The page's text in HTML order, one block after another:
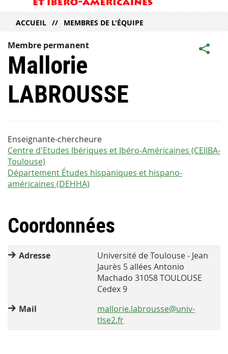
ACCUEIL MEMBRES DE L'ÉQUIPE
Membre permanent
Mallorie
LABROUSSE
Enseignante-chercheure
Centre d'Etudes Ibériques et Ibéro-Américaines (CEIIBA-
Toulouse)
Département Études hispaniques et hispano-
américaines (DEHHA)
Coordonnées
Adresse
Université de Toulouse - Jean
Jaurès 5 allées Antonio
Machado 31058 TOULOUSE
Cedex 9
Mail
mallorie.labrousse@univ-
tlse2.fr